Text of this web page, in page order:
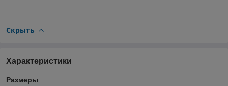
Скрыть
Характеристики
Размеры